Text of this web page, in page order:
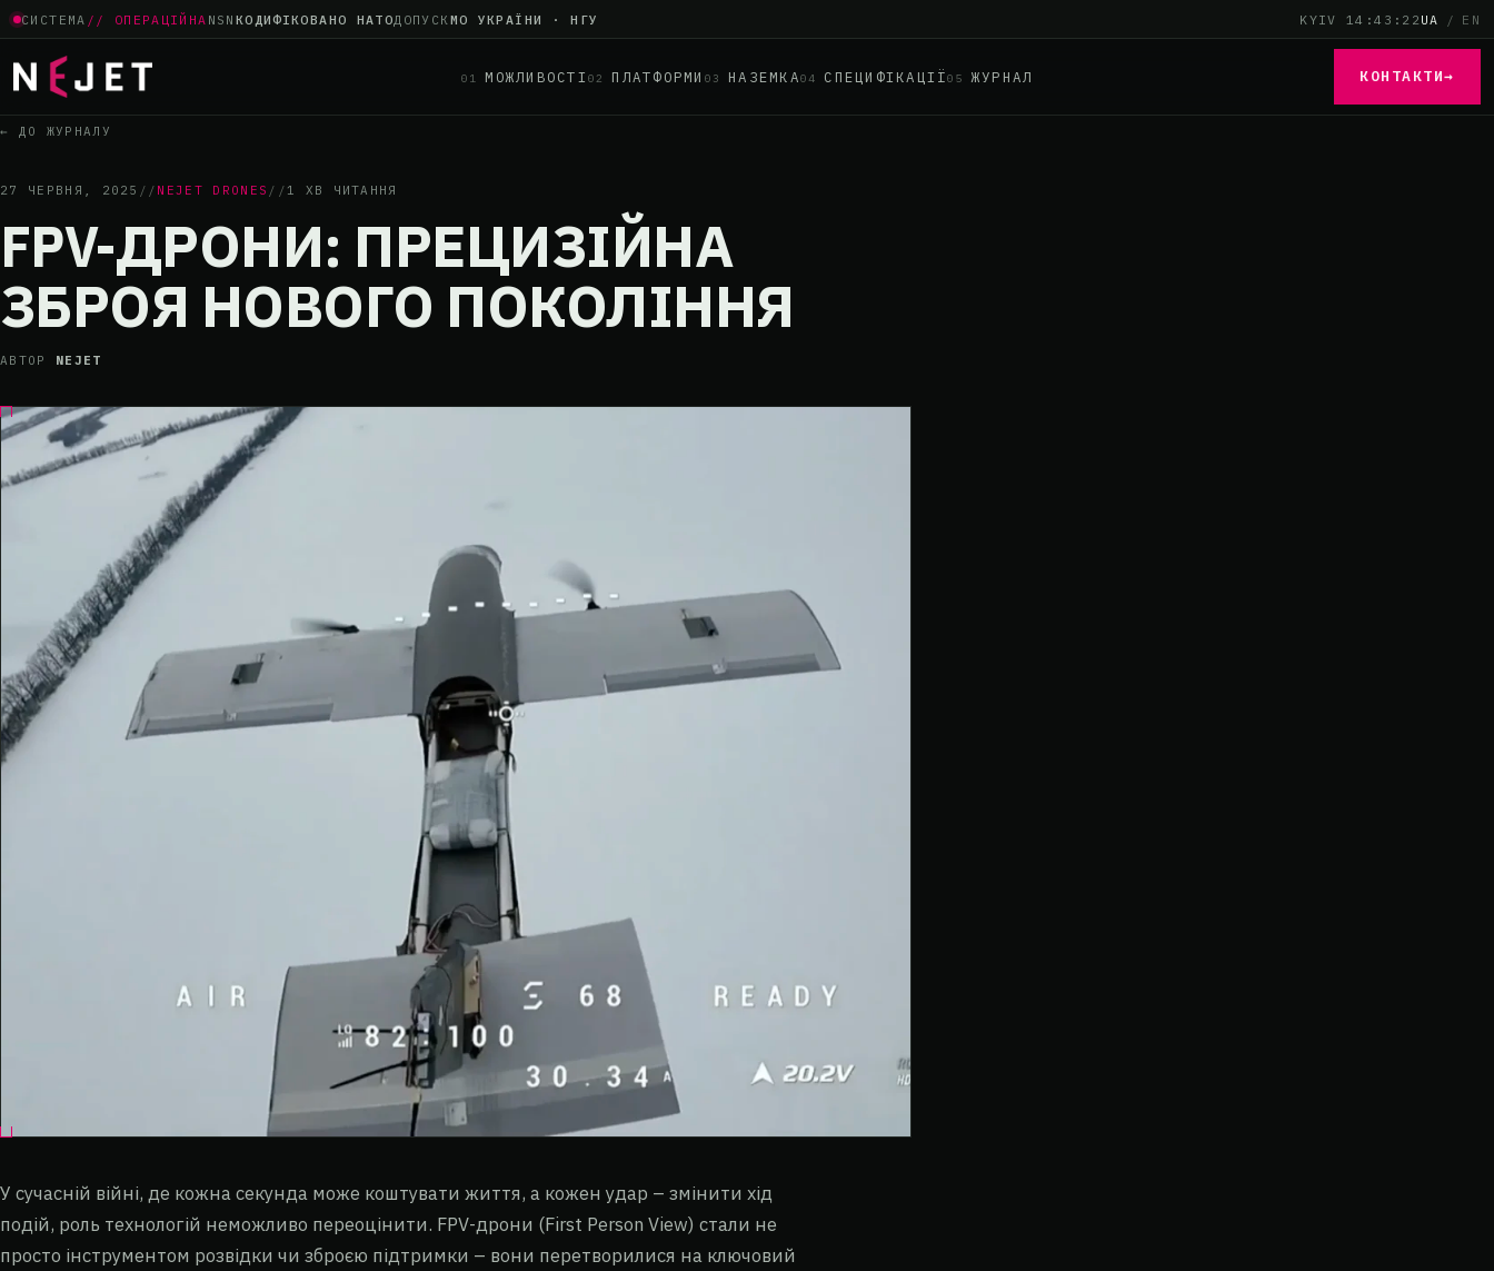
СИСТЕМА // ОПЕРАЦІЙНА NSN КОДИФІКОВАНО НАТОДОПУСК МО УКРАЇНИ · НГУ KYIV 14:43:23 UA / EN
01 МОЖЛИВОСТІ 02 ПЛАТФОРМИ 03 НАЗЕМКА04 СПЕЦИФІКАЦІЇ05 ЖУРНАЛ КОНТАКТИ→
← ДО ЖУРНАЛУ
27 ЧЕРВНЯ, 2025 // NEJET DRONES // 1 ХВ ЧИТАННЯ
FPV-ДРОНИ: ПРЕЦИЗІЙНА
ЗБРОЯ НОВОГО ПОКОЛІННЯ
АВТОР NEJET
У сучасній війні, де кожна секунда може коштувати життя, а кожен удар – змінити хід
подій, роль технологій неможливо переоцінити. FPV-дрони (First Person View) стали не
просто інструментом розвідки чи зброєю підтримки – вони перетворилися на ключовий